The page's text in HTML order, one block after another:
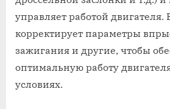
управляет работой двигателя.
корректирует параметры
зажигания и другие, чтобы
оптимальную работу
условиях.